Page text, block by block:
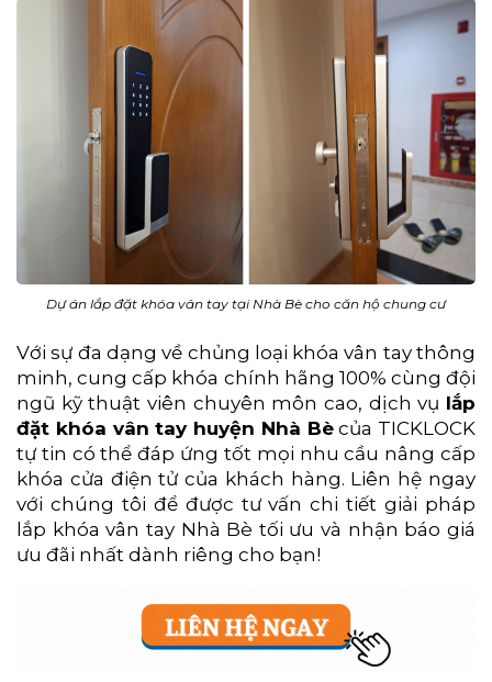
Dự án lắp đặt khóa vân tay tại Nhà Bè cho căn hộ chung cư
Với sự đa dạng về chủng loại khóa vân tay thông
minh, cung cấp khóa chính hãng 100% cùng đội
ngũ kỹ thuật viên chuyên môn cao, dịch vụ lắp
đặt khóa vân tay huyện Nhà Bècủa TICKLOCK
tự tin có thể đáp ứng tốt mọi nhu cầu nâng cấp
khóa cửa điện tử của khách hàng. Liên hệ ngay
với chúng tôi để được tư vấn chi tiết giải pháp
lắp khóa vân tay Nhà Bè tối ưu và nhận báo giá
ưu đãi nhất dành riêng cho bạn!